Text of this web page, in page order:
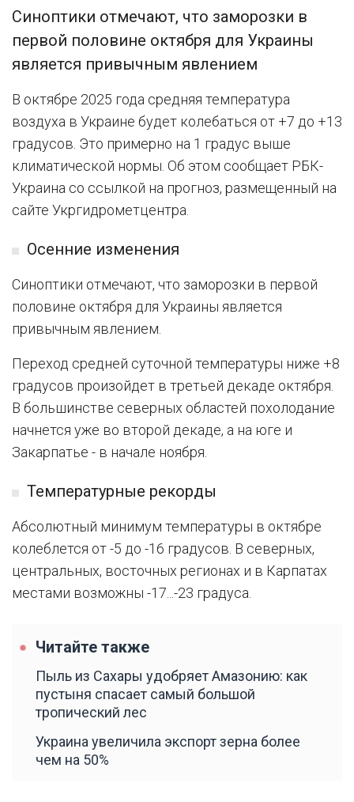
Синоптики отмечают, что заморозки в
первой половине октября для Украины
является привычным явлением
В октябре 2025 года средняя температура
воздуха в Украине будет колебаться от +7 до +13
градусов. Это примерно на 1 градус выше
климатической нормы. Об этом сообщает РБК-
Украина со ссылкой на прогноз, размещенный на
сайте Укргидрометцентра.
Осенние изменения
Синоптики отмечают, что заморозки в первой
половине октября для Украины является
привычным явлением.
Переход средней суточной температуры ниже +8
градусов произойдет в третьей декаде октября.
В большинстве северных областей похолодание
начнется уже во второй декаде, а на юге и
Закарпатье - в начале ноября.
Температурные рекорды
Абсолютный минимум температуры в октябре
колеблется от -5 до -16 градусов. В северных,
центральных, восточных регионах и в Карпатах
местами возможны -17...-23 градуса.
Читайте также
Пыль из Сахары удобряет Амазонию: как
пустыня спасает самый большой
тропический лес
Украина увеличила экспорт зерна более
чем на 50%